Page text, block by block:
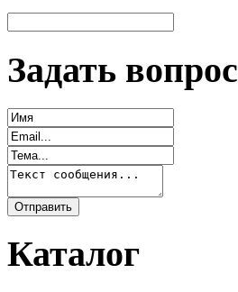
Задать вопрос
Каталог